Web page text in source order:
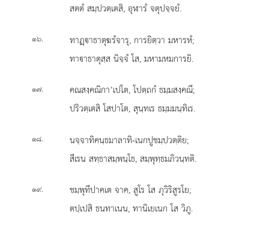
สตตํ สมฺปวตฺเตสิ, อุฬารํ จตุปจฺจยํ.
๑๖.
ทาฏฺาธาตุฆรํจารุ, การยิตฺวา มหารหํ;
ทาาธาตุสฺส นิจฺจํ โส, มหามหมการยิ.
๑๗.
คณสงฺคณิกา’เปโต, โปตฺถกํ ธมฺมสงฺคณึ;
ปริวตฺเตสิ โสปาโต, สุนฺทเร ธมฺมมนฺทิเร.
๑๘.
นจฺจาทิคนฺธมาลาทิ-เนกปูชมฺปวตฺติย;
สีเรน สทฺธาสมฺพนฺโธ, สมฺพุทฺธมภิวนฺทติ.
๑๙.
ชมฺพุทีปาคเต จาค, สูโร โส ภุวิริสูรโย;
ตปฺเปสิ ธนทาเนน, ทานิเยเนก โส วิภู.